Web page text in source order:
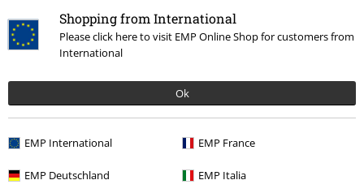
Shopping from International
Please click here to visit EMP Online Shop for customers from
International
Ok
EMP International EMP France
EMP Deutschland EMP Italia
Fast ausverkauft
19,99 €
Van Foo Fighters
%
15,99 €
Record Foo Fighters